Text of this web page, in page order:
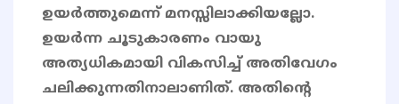
ഉയർത്തുമെന്ന്​ മനസ്സിലാക്കിയല്ലോ.
ഉയർന്ന ചൂടുകാരണം വായു
അത്യധികമായി വികസിച്ച്​ അതിവേഗം
ചലിക്കുന്നതിനാലാണിത്. അതിന്റെ